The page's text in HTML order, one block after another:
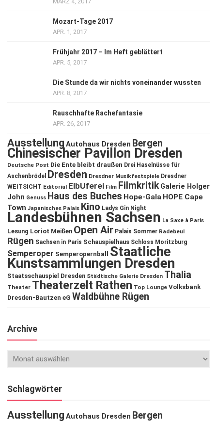
Mozart-Tage 2017
APR. 1, 2017
Frühjahr 2017 – Im Heft geblättert
APR. 5, 2017
Die Stunde da wir nichts voneinander wussten
APR. 8, 2017
Rauschhafte Rachefantasie
APR. 26, 2017
Ausstellung Autohaus Dresden Bergen
Chinesischer Pavillon Dresden
Deutsche Post Die Ente bleibt draußen Drei Haselnüsse für
Aschenbrödel
Dresden Dresdner Musikfestspiele Dresdner
WEITSICHT Editorial ElbUferei Film Filmkritik Galerie Holger
John Genuss Haus des Buches Hope-Gala HOPE Cape
Town Japanisches Palais Kino Ladys Gin Night
Landesbühnen Sachsen La Saxe à Paris
Lesung Loriot Meißen Open Air Palais Sommer Radebeul
Rügen Sachsen in Paris Schauspielhaus Schloss Moritzburg
Semperoper Semperopernball Staatliche
Kunstsammlungen Dresden
Staatsschauspiel Dresden Städtische Galerie Dresden Thalia
Theater Theaterzelt Rathen Top Lounge Volksbank
Dresden-Bautzen eG Waldbühne Rügen
Archive
Schlagwörter
Ausstellung Autohaus Dresden Bergen